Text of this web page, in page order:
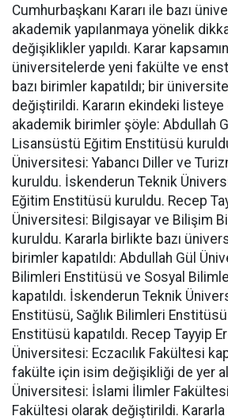
Cumhurbaşkanı Kararı ile bazı
akademik yapılanmaya yönelik
değişiklikler yapıldı. Karar
üniversitelerde yeni fakülte ve
bazı birimler kapatıldı; bir
değiştirildi. Kararın ekindeki
akademik birimler şöyle: Abdullah
Lisansüstü Eğitim Enstitüsü
Üniversitesi: Yabancı Diller ve
kuruldu. İskenderun Teknik
Eğitim Enstitüsü kuruldu. Recep
Üniversitesi: Bilgisayar ve Bilişim
kuruldu. Kararla birlikte bazı
birimler kapatıldı: Abdullah Gül
Bilimleri Enstitüsü ve Sosyal
kapatıldı. İskenderun Teknik
Enstitüsü, Sağlık Bilimleri
Enstitüsü kapatıldı. Recep Tayyip
Üniversitesi: Eczacılık Fakültesi
fakülte için isim değişikliği de yer
Üniversitesi: İslami İlimler
Fakültesi olarak değiştirildi. Kararla